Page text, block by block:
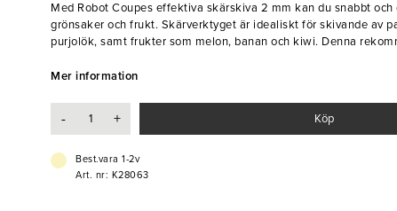
Med Robot Coupes effektiva skärskiva 2 mm kan du snabbt
grönsaker och frukt. Skärverktyget är idealiskt för skivande av
purjolök, samt frukter som melon, banan och kiwi. Denna
den bästa salladen. De tunna 2 mm skivorna kan även användas
precision och kvalitet.
- Tål diskmaskin
- Effektiv och slittålig
Mer information
- + Köp
Best.vara 1-2v
Art. nr: K28063